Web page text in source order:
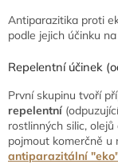
Antiparazitika proti
podle jejich účinku
Repelentní účinek
První skupinu tvoří
repelentní
rostlinných silic,
pojmout komerčně u
antiparazitální